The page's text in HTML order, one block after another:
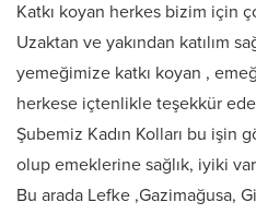
Katkı koyan herkes bizim için
Uzaktan ve yakından katılım
yemeğimize katkı koyan ,
herkese içtenlikle teşekkür
Şubemiz Kadın Kolları bu işin
olup emeklerine sağlık, iyiki
Bu arada Lefke ,Gazimağusa,